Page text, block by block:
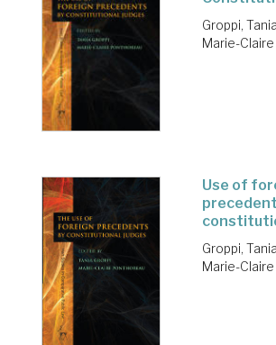
Groppi, Tania
Marie-Claire
Use of
Groppi, Tania
Marie-Claire